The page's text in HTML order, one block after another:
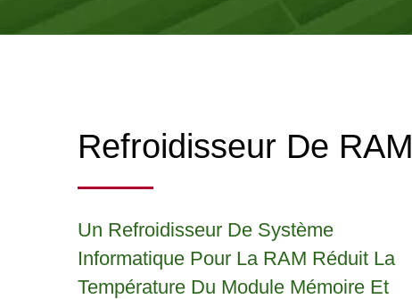
Refroidisseur De RAM
Un Refroidisseur De Système
Informatique Pour La RAM Réduit La
Température Du Module Mémoire Et